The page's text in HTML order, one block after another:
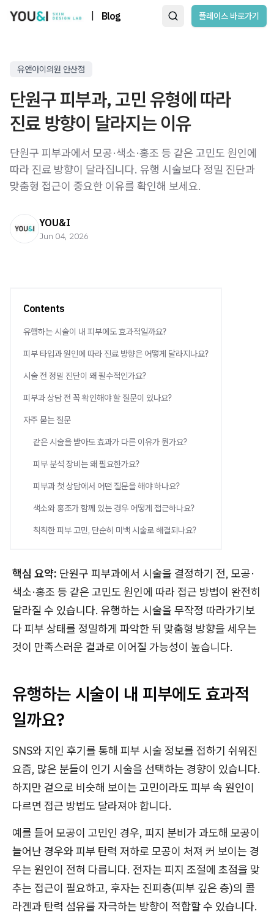
Blog 플레이스 바로가기
유앤아이의원 안산점
단원구 피부과, 고민 유형에 따라
진료 방향이 달라지는 이유
단원구 피부과에서 모공·색소·홍조 등 같은 고민도 원인에
따라 진료 방향이 달라집니다. 유행 시술보다 정밀 진단과
맞춤형 접근이 중요한 이유를 확인해 보세요.
YOU&I
Jun 04, 2026
Contents
유행하는 시술이 내 피부에도 효과적일까요?
피부 타입과 원인에 따라 진료 방향은 어떻게 달라지나요?
시술 전 정밀 진단이 왜 필수적인가요?
피부과 상담 전 꼭 확인해야 할 질문이 있나요?
자주 묻는 질문
같은 시술을 받아도 효과가 다른 이유가 뭔가요?
피부 분석 장비는 왜 필요한가요?
피부과 첫 상담에서 어떤 질문을 해야 하나요?
색소와 홍조가 함께 있는 경우 어떻게 접근하나요?
칙칙한 피부 고민, 단순히 미백 시술로 해결되나요?
핵심 요약: 단원구 피부과에서 시술을 결정하기 전, 모공·
색소·홍조 등 같은 고민도 원인에 따라 접근 방법이 완전히
달라질 수 있습니다. 유행하는 시술을 무작정 따라가기보
다 피부 상태를 정밀하게 파악한 뒤 맞춤형 방향을 세우는
것이 만족스러운 결과로 이어질 가능성이 높습니다.
유행하는 시술이 내 피부에도 효과적
일까요?
SNS와 지인 후기를 통해 피부 시술 정보를 접하기 쉬워진
요즘, 많은 분들이 인기 시술을 선택하는 경향이 있습니다.
하지만 겉으로 비슷해 보이는 고민이라도 피부 속 원인이
다르면 접근 방법도 달라져야 합니다.
예를 들어 모공이 고민인 경우, 피지 분비가 과도해 모공이
늘어난 경우와 피부 탄력 저하로 모공이 처져 커 보이는 경
우는 원인이 전혀 다릅니다. 전자는 피지 조절에 초점을 맞
추는 접근이 필요하고, 후자는 진피층(피부 깊은 층)의 콜
라겐과 탄력 섬유를 자극하는 방향이 적합할 수 있습니다.